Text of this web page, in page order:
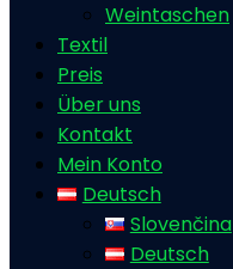
Weintaschen
Textil
Preis
Über uns
Kontakt
Mein Konto
Deutsch
Slovenčina
Deutsch